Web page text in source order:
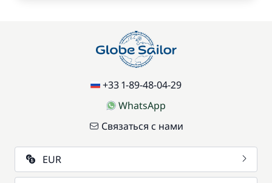
+33 1-89-48-04-29
WhatsApp
Связаться с нами
EUR